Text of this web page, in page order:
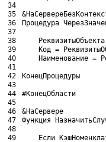
34
35
36
37
38
39
40
41
42
43
44
45
46
47
48
49
Процедура
РеквизитыОбъекта
Код =
Наименование =
КонецПроцедуры
#КонецОбласти
&НаСервере
Функция
Если